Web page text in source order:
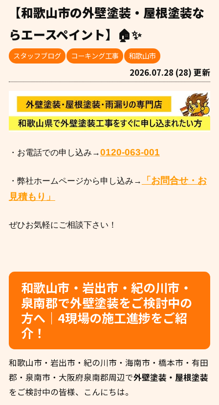
【和歌山市の外壁塗装・屋根塗装な
らエースペイント】🏠✨
スタッフブログ コーキング工事 和歌山市
2026.07.28 (28) 更新
・お電話での申し込み→0120-063-001
・弊社ホームページから申し込み→
「お問合せ・お
見積もり」
ぜひお気軽にご相談下さい！
和歌山市・岩出市・紀の川市・
泉南郡で外壁塗装をご検討中の
方へ｜4現場の施工進捗をご紹
介！
和歌山市・岩出市・紀の川市・海南市・橋本市・有田
郡・泉南市・大阪府泉南郡周辺で外壁塗装・屋根塗装
をご検討中の皆様、こんにちは。